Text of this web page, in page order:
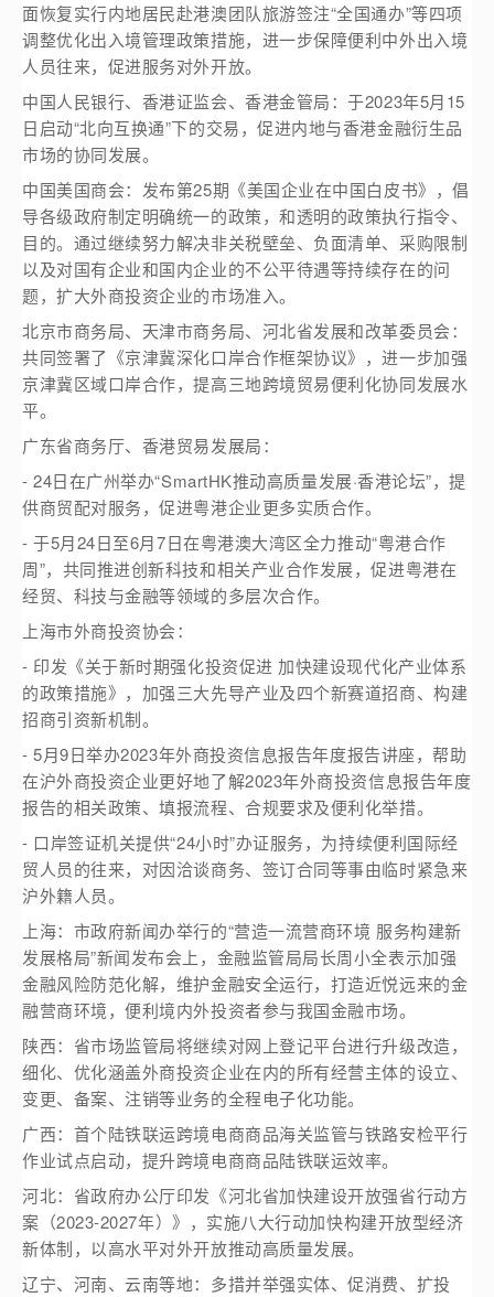
面恢复实行内地居民赴港澳团队旅游签注“全国通办”等四项
调整优化出入境管理政策措施，进一步保障便利中外出入境
人员往来，促进服务对外开放。
中国人民银行、香港证监会、香港金管局：于2023年5月15
日启动“北向互换通”下的交易，促进内地与香港金融衍生品
市场的协同发展。
中国美国商会：发布第25期《美国企业在中国白皮书》，倡
导各级政府制定明确统一的政策，和透明的政策执行指令、
目的。通过继续努力解决非关税壁垒、负面清单、采购限制
以及对国有企业和国内企业的不公平待遇等持续存在的问
题，扩大外商投资企业的市场准入。
北京市商务局、天津市商务局、河北省发展和改革委员会：
共同签署了《京津冀深化口岸合作框架协议》，进一步加强
京津冀区域口岸合作，提高三地跨境贸易便利化协同发展水
平。
广东省商务厅、香港贸易发展局：
- 24日在广州举办“SmartHK推动高质量发展·香港论坛”，提
供商贸配对服务，促进粤港企业更多实质合作。
- 于5月24日至6月7日在粤港澳大湾区全力推动“粤港合作
周”，共同推进创新科技和相关产业合作发展，促进粤港在
经贸、科技与金融等领域的多层次合作。
上海市外商投资协会：
- 印发《关于新时期强化投资促进 加快建设现代化产业体系
的政策措施》，加强三大先导产业及四个新赛道招商、构建
招商引资新机制。
- 5月9日举办2023年外商投资信息报告年度报告讲座，帮助
在沪外商投资企业更好地了解2023年外商投资信息报告年度
报告的相关政策、填报流程、合规要求及便利化举措。
- 口岸签证机关提供“24小时”办证服务，为持续便利国际经
贸人员的往来，对因洽谈商务、签订合同等事由临时紧急来
沪外籍人员。
上海：市政府新闻办举行的“营造一流营商环境 服务构建新
发展格局”新闻发布会上，金融监管局局长周小全表示加强
金融风险防范化解，维护金融安全运行，打造近悦远来的金
融营商环境，便利境内外投资者参与我国金融市场。
陕西：省市场监管局将继续对网上登记平台进行升级改造，
细化、优化涵盖外商投资企业在内的所有经营主体的设立、
变更、备案、注销等业务的全程电子化功能。
广西：首个陆铁联运跨境电商商品海关监管与铁路安检平行
作业试点启动，提升跨境电商商品陆铁联运效率。
河北：省政府办公厅印发《河北省加快建设开放强省行动方
案（2023-2027年）》，实施八大行动加快构建开放型经济
新体制，以高水平对外开放推动高质量发展。
辽宁、河南、云南等地：多措并举强实体、促消费、扩投